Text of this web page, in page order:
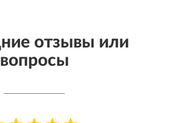
отзывы или
вопросы